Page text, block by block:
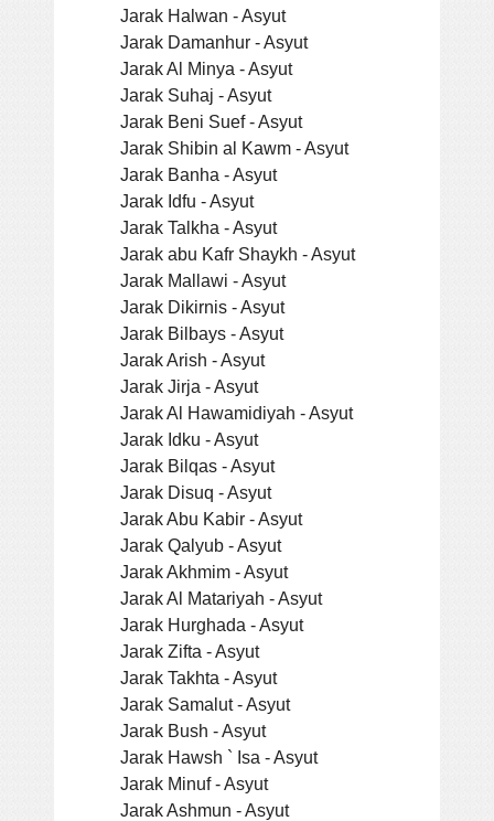
Jarak Halwan - Asyut
Jarak Damanhur - Asyut
Jarak Al Minya - Asyut
Jarak Suhaj - Asyut
Jarak Beni Suef - Asyut
Jarak Shibin al Kawm - Asyut
Jarak Banha - Asyut
Jarak Idfu - Asyut
Jarak Talkha - Asyut
Jarak abu Kafr Shaykh - Asyut
Jarak Mallawi - Asyut
Jarak Dikirnis - Asyut
Jarak Bilbays - Asyut
Jarak Arish - Asyut
Jarak Jirja - Asyut
Jarak Al Hawamidiyah - Asyut
Jarak Idku - Asyut
Jarak Bilqas - Asyut
Jarak Disuq - Asyut
Jarak Abu Kabir - Asyut
Jarak Qalyub - Asyut
Jarak Akhmim - Asyut
Jarak Al Matariyah - Asyut
Jarak Hurghada - Asyut
Jarak Zifta - Asyut
Jarak Takhta - Asyut
Jarak Samalut - Asyut
Jarak Bush - Asyut
Jarak Hawsh ` Isa - Asyut
Jarak Minuf - Asyut
Jarak Ashmun - Asyut